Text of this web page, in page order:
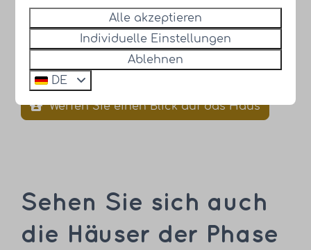
Waschbecken. Dieses Haus verfügt über eine
separate Toilette und einen Abstellraum. Die
Häuser sind nachhaltig gebaut und werden
elektrisch beheizt.
Werfen Sie einen Blick auf das Haus
Sehen Sie sich auch
die Häuser der Phase
Alle akzeptieren
Individuelle Einstellungen
Ablehnen
DE